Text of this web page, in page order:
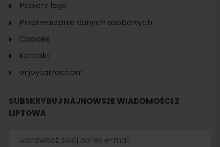
Pobierz logo
Przetwarzanie danych osobowych
Cookies
Kontakt
enjoytatras.com
SUBSKRYBUJ NAJNOWSZE WIADOMOŚCI Z
LIPTOWA